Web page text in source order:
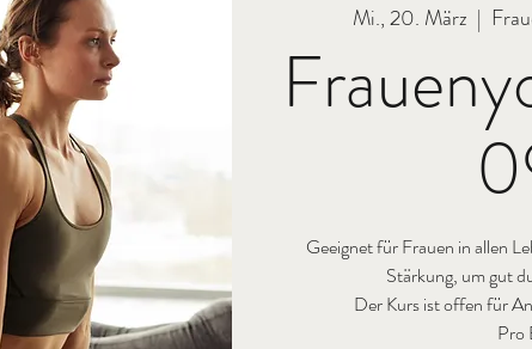
Mi., 20. März
  |
Geeignet für Frauen in allen
Stärkung, um gut
Der Kurs ist offen für